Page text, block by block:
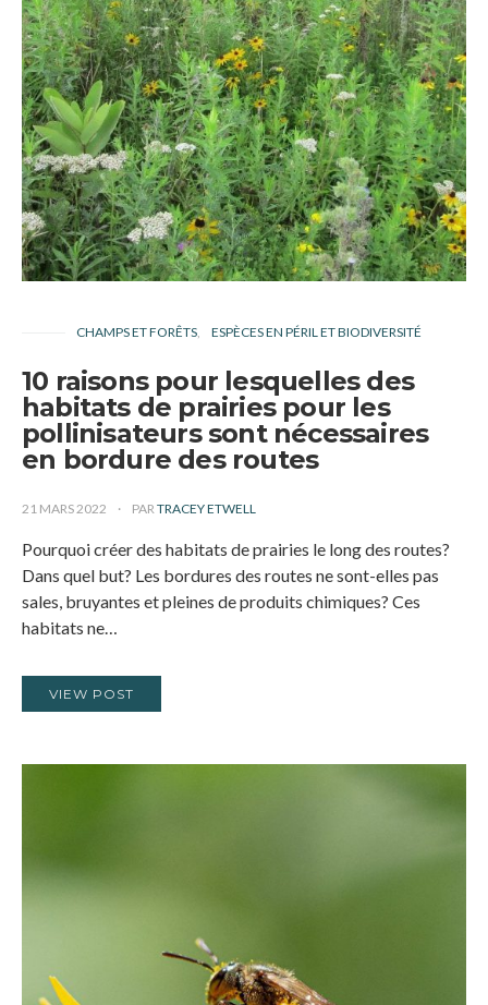
CHAMPS ET FORÊTS ESPÈCES EN PÉRIL ET BIODIVERSITÉ
10 raisons pour lesquelles des
habitats de prairies pour les
pollinisateurs sont nécessaires
en bordure des routes
21 MARS 2022 PAR TRACEY ETWELL
Pourquoi créer des habitats de prairies le long des routes?
Dans quel but? Les bordures des routes ne sont-elles pas
sales, bruyantes et pleines de produits chimiques? Ces
habitats ne…
VIEW POST